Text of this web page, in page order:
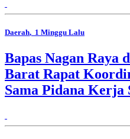
Daerah, 1 Minggu Lalu
Bapas Nagan Raya
Barat Rapat
Sama Pidana Kerja